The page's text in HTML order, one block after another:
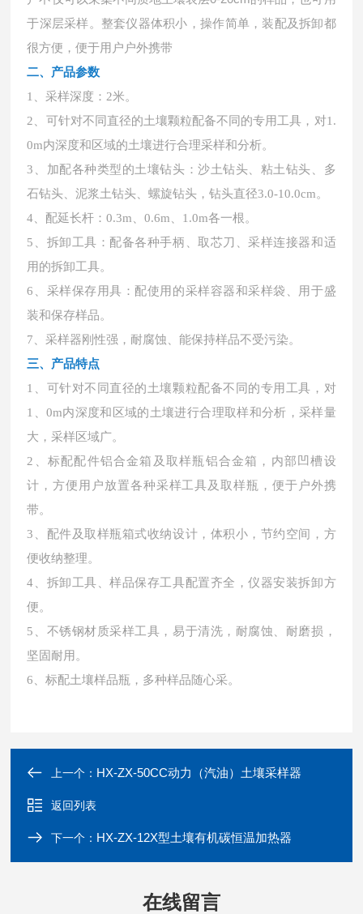
于深层采样。整套仪器体积小，操作简单，装配及拆卸都
很方便，便于用户户外携带
二、 产品参数
1、采样深度：2米。
2、可针对不同直径的土壤颗粒配备不同的专用工具，对1.
0m内深度和区域的土壤进行合理采样和分析。
3、加配各种类型的土壤钻头：沙土钻头、粘土钻头、多
石钻头、泥浆土钻头、螺旋钻头，钻头直径3.0-10.0cm。
4、配延长杆：0.3m、0.6m、1.0m各一根。
5、拆卸工具：配备各种手柄、取芯刀、采样连接器和适
用的拆卸工具。
6、采样保存用具：配使用的采样容器和采样袋、用于盛
装和保存样品。
7、采样器刚性强，耐腐蚀、能保持样品不受污染。
三、产品特点
1、可针对不同直径的土壤颗粒配备不同的专用工具，对
1、0m内深度和区域的土壤进行合理取样和分析，采样量
大，采样区域广。
2、标配配件铝合金箱及取样瓶铝合金箱，内部凹槽设
计，方便用户放置各种采样工具及取样瓶，便于户外携
带。
3、配件及取样瓶箱式收纳设计，体积小，节约空间，方
便收纳整理。
4、拆卸工具、样品保存工具配置齐全，仪器安装拆卸方
便。
5、不锈钢材质采样工具，易于清洗，耐腐蚀、耐磨损，
坚固耐用。
6、标配土壤样品瓶，多种样品随心采。
上一个： HX-ZX-50CC动力（汽油）土壤采样器
返回列表
下一个： HX-ZX-12X型土壤有机碳恒温加热器
在线留言